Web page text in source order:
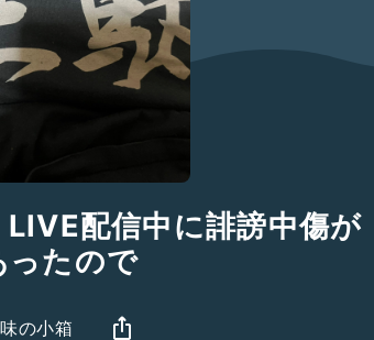
配信中に誹謗中傷が
ったので
の小箱